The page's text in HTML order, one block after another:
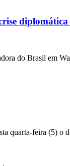
do Brasil em
quarta-feira (5)